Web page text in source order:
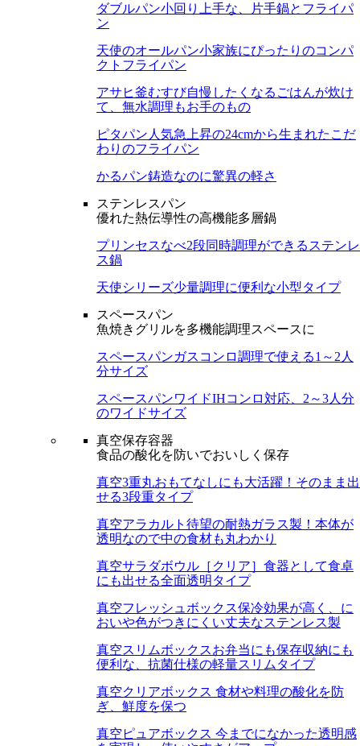
ダブルパン小回り上手な、片手鍋とフライパ
ン
天使のオールパン小家族にぴったりのコンパ
クトフライパン
アサヒ釜むすび自慢したくなるごはんが炊け
て、無水調理もお手のもの
ピタパン 人気急上昇の24cmから生まれたこだ
わりのフライパン
かるパン鋳造なのに驚異の軽さ
ステンレスパン
優れた熱伝導性の高機能多層鍋
プリンセスなべ2段同時調理ができるステンレ
ス鍋
天使シリーズ少量調理に便利な小型タイプ
スペースパン
魚焼きグリルを多機能調理スペースに
スペースパンガスコンロ調理で使える1～2人
分サイズ
スペースパンワイドIHコンロ対応、2～3人分
のワイドサイズ
真空保存容器
食品の酸化を防いでおいしく保存
真空3重丸おもてなしにも大活躍！そのまま出
せる3段重タイプ
真空アラカルト 待望の耐熱ガラス製！本体が
透明なので中の食材も丸わかり
真空サラダボウル［クリア］ 食器として食卓
にも出せる全面透明タイプ
真空フレッシュボックス保冷効果が高く、に
おいや色がつきにくい丈夫なステンレス製
真空スリムボックスお弁当にも保存収納にも
便利な、抗菌仕様の軽量スリムタイプ
真空クリアボックス 食材や料理の酸化を防
ぎ、鮮度を保つ
真空ピュアボックス 今までになかった透明感